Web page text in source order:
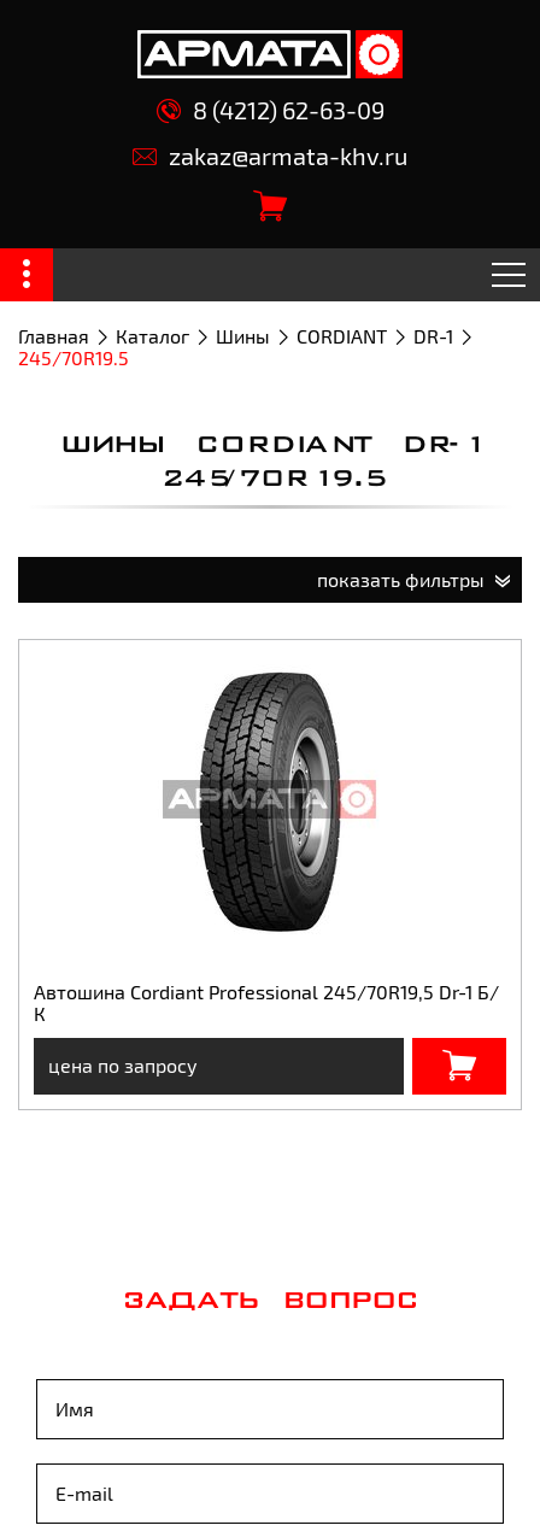
8 (4212) 62-63-09
zakaz@armata-khv.ru
Главная Каталог Шины CORDIANT
DR-1
245/70R19.5
ШИНЫ CORDIANT DR-1
245/70R19.5
показать фильтры
Автошина Cordiant Professional 245/70R19,5 Dr-1 Б/
К
цена по запросу
ЗАДАТЬ ВОПРОС